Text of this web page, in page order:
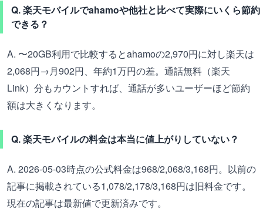
Q. 楽天モバイルでahamoや他社と比べて実際にいくら節約
できる？
A. 〜20GB利用で比較するとahamoの2,970円に対し楽天は
2,068円→月902円、年約1万円の差。通話無料（楽天
Link）分もカウントすれば、通話が多いユーザーほど節約
額は大きくなります。
Q. 楽天モバイルの料金は本当に値上がりしていない？
A. 2026-05-03時点の公式料金は968/2,068/3,168円。以前の
記事に掲載されている1,078/2,178/3,168円は旧料金です。
現在の記事は最新値で更新済みです。